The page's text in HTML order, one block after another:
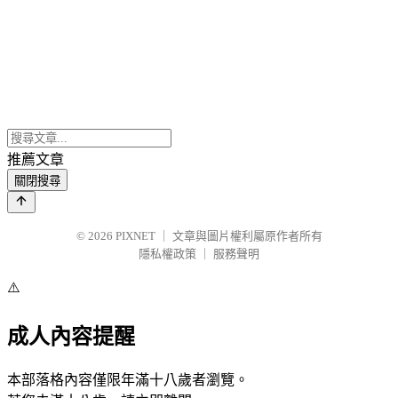
推薦文章
關閉搜尋
© 2026 PIXNET
文章與圖片權利屬原作者所有
隱私權政策
服務聲明
⚠️
成人內容提醒
本部落格內容僅限年滿十八歲者瀏覽。